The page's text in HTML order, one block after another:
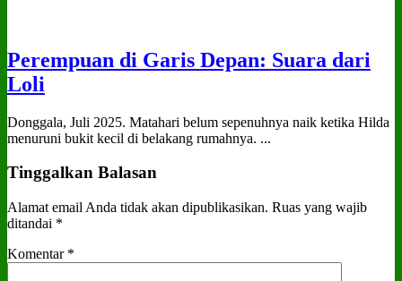
Perempuan di Garis Depan: Suara dari
Loli
Donggala, Juli 2025. Matahari belum sepenuhnya naik ketika Hilda
menuruni bukit kecil di belakang rumahnya. ...
Tinggalkan Balasan
Alamat email Anda tidak akan dipublikasikan. Ruas yang wajib
ditandai *
Komentar *